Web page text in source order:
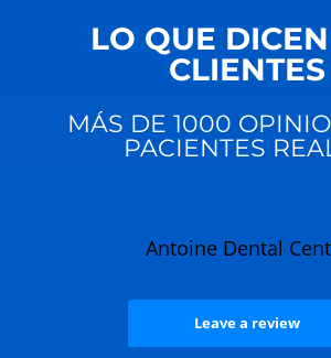
LO QUE
CLIENTES
MÁS DE 1000
PACIENTES